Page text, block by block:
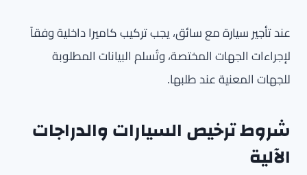
عند تأجير سيارة مع سائق، يجب تركيب كاميرا داخلية وفقاً
لإجراءات الجهات المختصة، وتُسلم البيانات المطلوبة
للجهات المعنية عند طلبها.
شروط ترخيص السيارات والدراجات
الآلية